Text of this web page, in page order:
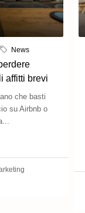
News
affitti brevi
che basti
su Airbnb o